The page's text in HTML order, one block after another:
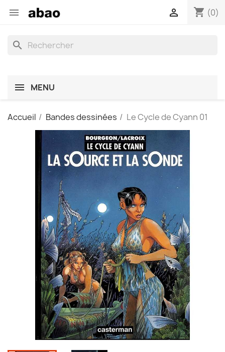
 shopping_cart (0)

search
MENU
Accueil Bandes dessinées Le Cycle de Cyann 01